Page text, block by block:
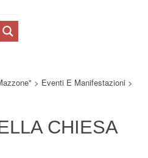
> Eventi E Manifestazioni >
CHIESA